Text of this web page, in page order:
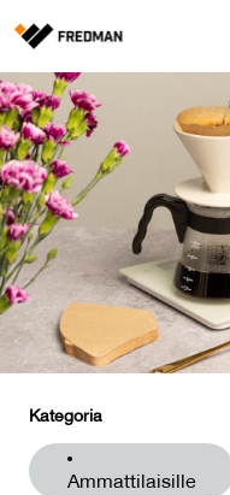
Media
Tehtaanmyymälä
Verkkokauppa
English Suomi
Kategoria
Ammattilaisille